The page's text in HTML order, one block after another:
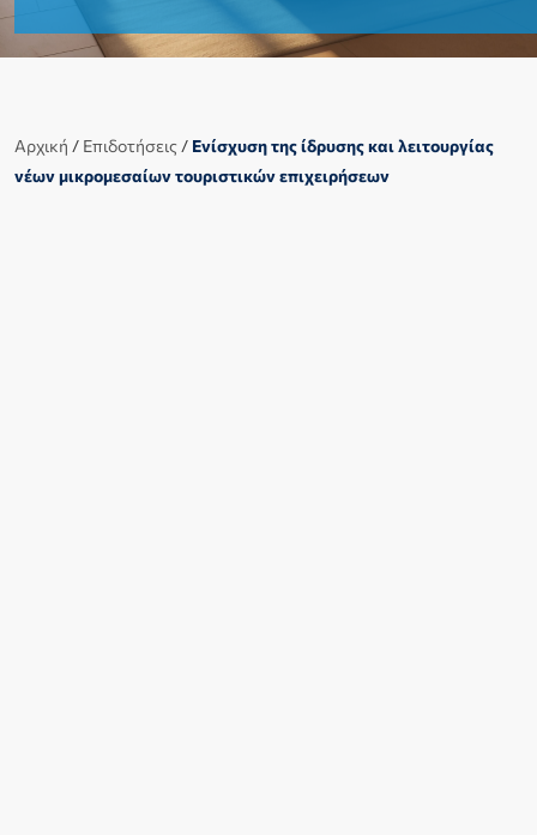
Αρχική / Επιδοτήσεις / Ενίσχυση της ίδρυσης και λειτουργίας
νέων μικρομεσαίων τουριστικών επιχειρήσεων